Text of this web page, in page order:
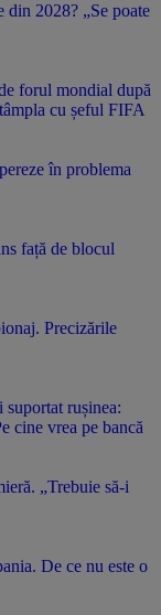
din 2028? „Se poate
forul mondial după
cu șeful FIFA
în problema
față de blocul
Precizările
rușinea:
cine vrea pe bancă
„Trebuie să-i
De ce nu este o